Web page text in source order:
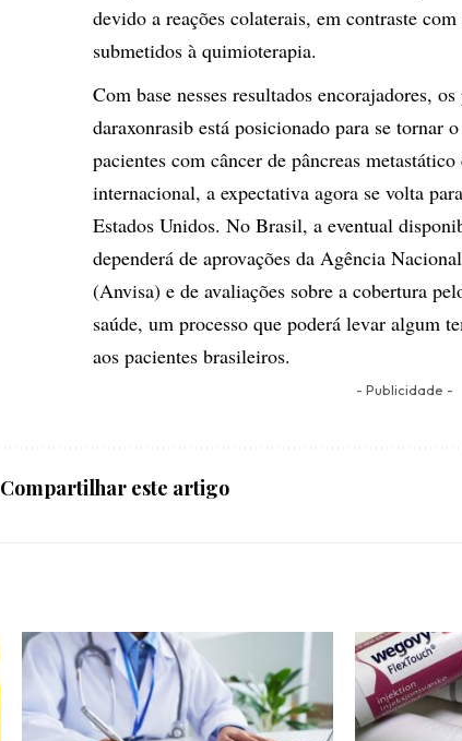
devido a reações colaterais, em contraste
submetidos à quimioterapia.
Com base nesses resultados encorajadores,
daraxonrasib está posicionado para se tornar
pacientes com câncer de pâncreas
internacional, a expectativa agora se volta
Estados Unidos. No Brasil, a eventual
dependerá de aprovações da Agência
(Anvisa) e de avaliações sobre a cobertura
saúde, um processo que poderá levar algum
aos pacientes brasileiros.
- Publicidade -
Compartilhar este artigo